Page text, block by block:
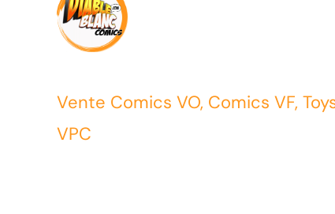
Vente Comics VO, Comics VF,
VPC